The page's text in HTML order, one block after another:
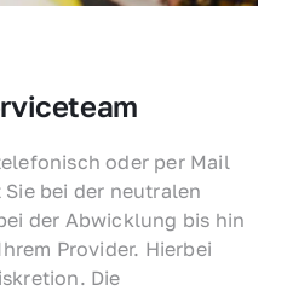
oder per Mail
bei der neutralen
der Abwicklung bis hin
Provider. Hierbei
Die